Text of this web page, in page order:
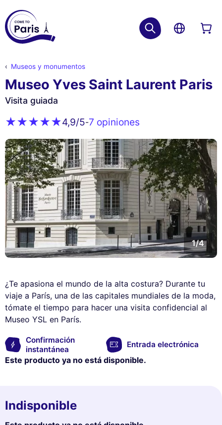
Museos y monumentos
Museo Yves Saint Laurent Paris
Visita guiada
4,9/5-7 opiniones
1/4
¿Te apasiona el mundo de la alta costura? Durante tu
viaje a París, una de las capitales mundiales de la moda,
tómate el tiempo para hacer una visita confidencial al
Museo YSL en París.
Confirmación
instantánea
Entrada electrónica
Este producto ya no está disponible.
Indisponible